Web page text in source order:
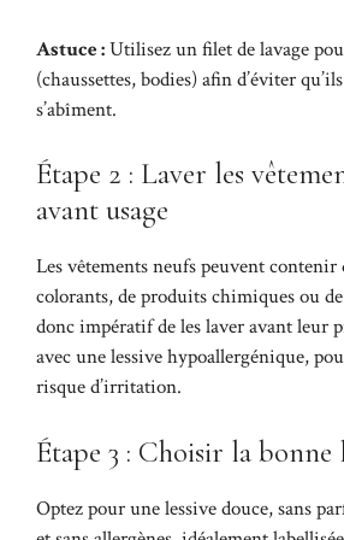
Astuce :Utilisez un filet de lavage
(chaussettes, bodies) afin d’éviter
s’abîment.
Étape 2 : Laver les
avant usage
Les vêtements neufs peuvent contenir
colorants, de produits chimiques ou
donc impératif de les laver avant leur
avec une lessive hypoallergénique,
risque d’irritation.
Étape 3 : Choisir la bonne
Optez pour une lessive douce, sans